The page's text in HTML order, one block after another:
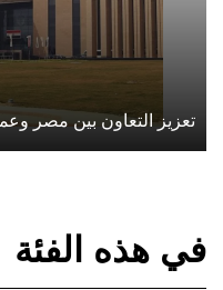
تعزيز التعاون بين مصر
في هذه الفئة